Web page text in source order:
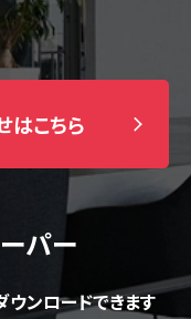
はこちら
パー
ンロードできます